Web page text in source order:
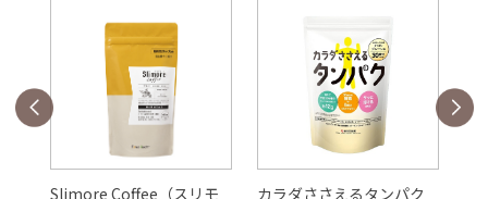
Slimore Coffee（スリモ カラダささえるタンパク